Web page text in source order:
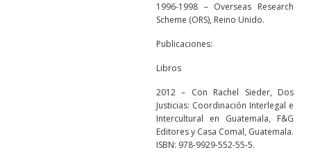
1996-1998 – Overseas Research
Scheme (ORS), Reino Unido.
Publicaciones:
Libros
2012 – Con Rachel Sieder, Dos
Justicias: Coordinación Interlegal e
Intercultural en Guatemala, F&G
Editores y Casa Comal, Guatemala.
ISBN: 978-9929-552-55-5.